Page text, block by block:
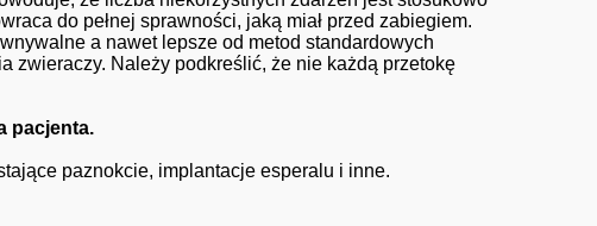
do pełnej sprawności, jaką miał przed zabiegiem.
a nawet lepsze od metod standardowych
zwieraczy. Należy podkreślić, że nie każdą przetokę
pacjenta.
paznokcie, implantacje esperalu i inne.